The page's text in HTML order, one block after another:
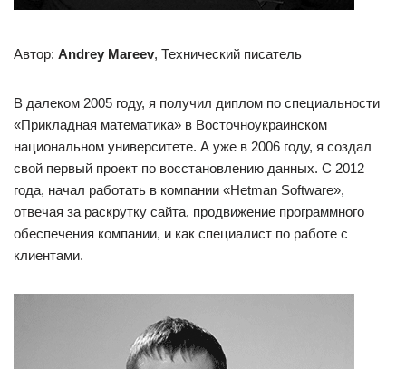
Автор: Andrey Mareev, Технический писатель
В далеком 2005 году, я получил диплом по специальности
«Прикладная математика» в Восточноукраинском
национальном университете. А уже в 2006 году, я создал
свой первый проект по восстановлению данных. С 2012
года, начал работать в компании «Hetman Software»,
отвечая за раскрутку сайта, продвижение программного
обеспечения компании, и как специалист по работе с
клиентами.